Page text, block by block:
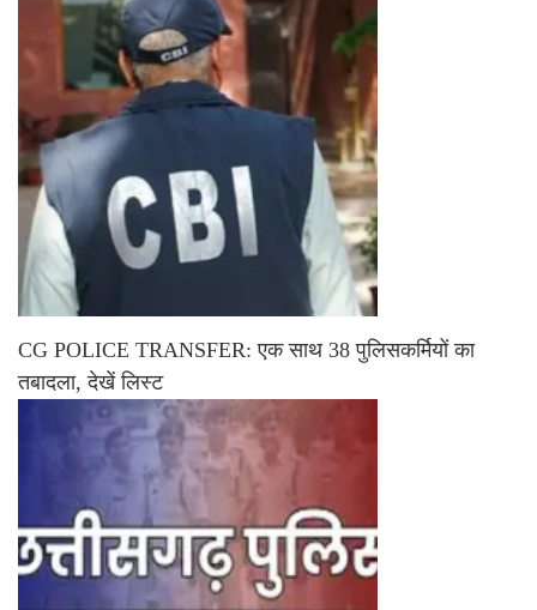
CG POLICE TRANSFER: एक साथ 38 पुलिसकर्मियों का
तबादला, देखें लिस्ट